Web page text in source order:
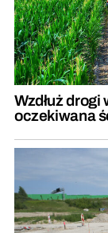
Wzdłuż
oczekiwana